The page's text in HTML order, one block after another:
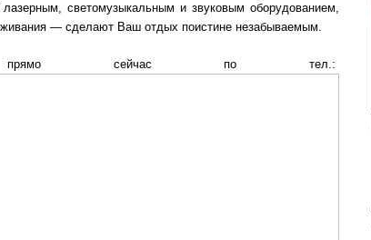
светомузыкальным и звуковым оборудованием,
— сделают Ваш отдых поистине незабываемым.
прямо сейчас по тел.: